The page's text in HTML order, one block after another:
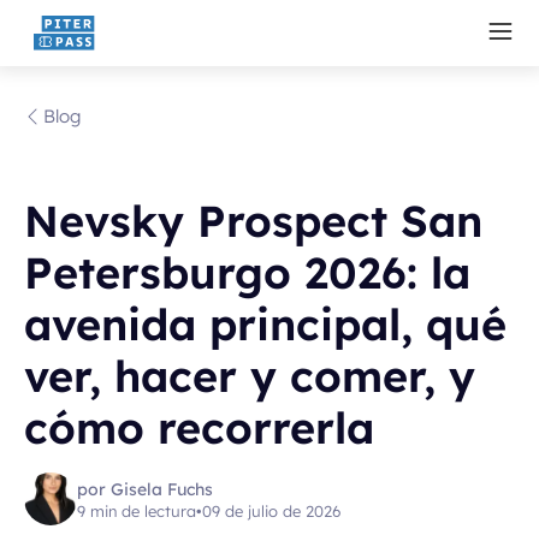
Blog
Nevsky Prospect San
Petersburgo 2026: la
avenida principal, qué
ver, hacer y comer, y
cómo recorrerla
por Gisela Fuchs
9 min de lectura•09 de julio de 2026